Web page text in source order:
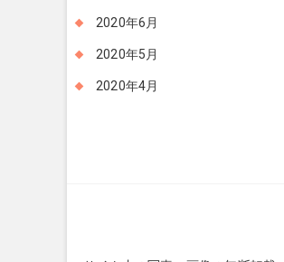
2020年6月
2020年5月
2020年4月